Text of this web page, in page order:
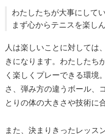
わたしたちが大事にしてい
まず心からテニスを楽し
人は楽しいことに対しては
きになります。わたしたち
く楽しくプレーできる環境
さ、弾み方の違うボール、
とりの体の大きさや技術に
また、決まりきったレッス